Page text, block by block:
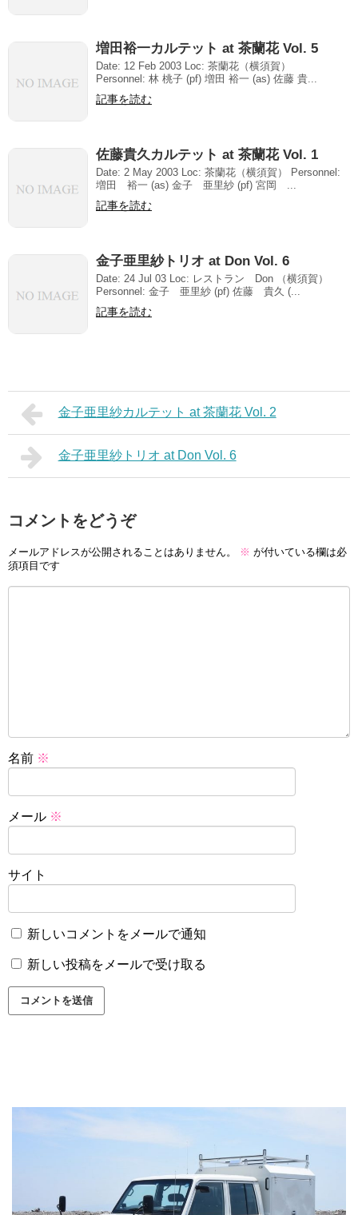
増田裕一カルテット at 茶蘭花 Vol. 5
Date: 12 Feb 2003 Loc: 茶蘭花（横須賀）
Personnel: 林 桃子 (pf) 増田 裕一 (as) 佐藤 貴...
記事を読む
佐藤貴久カルテット at 茶蘭花 Vol. 1
Date: 2 May 2003 Loc: 茶蘭花（横須賀） Personnel:
増田 裕一 (as) 金子 亜里紗 (pf) 宮岡 ...
記事を読む
金子亜里紗トリオ at Don Vol. 6
Date: 24 Jul 03 Loc: レストラン Don （横須賀）
Personnel: 金子 亜里紗 (pf) 佐藤 貴久 (...
記事を読む
金子亜里紗カルテット at 茶蘭花 Vol. 2
金子亜里紗トリオ at Don Vol. 6
コメントをどうぞ
メールアドレスが公開されることはありません。 ※ が付いている欄は必
須項目です
名前 ※
メール ※
サイト
新しいコメントをメールで通知
新しい投稿をメールで受け取る